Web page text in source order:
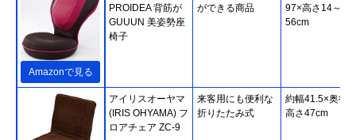
Amazonで見る
PROIDEA 背筋が
GUUUN 美姿勢座
椅子
ができる商品
97×高さ14～
56cm
アイリスオーヤマ
(IRIS OHYAMA) フ
ロアチェア ZC-9
来客用にも便利な
折りたたみ式
約幅41.5×奥行
高さ47cm